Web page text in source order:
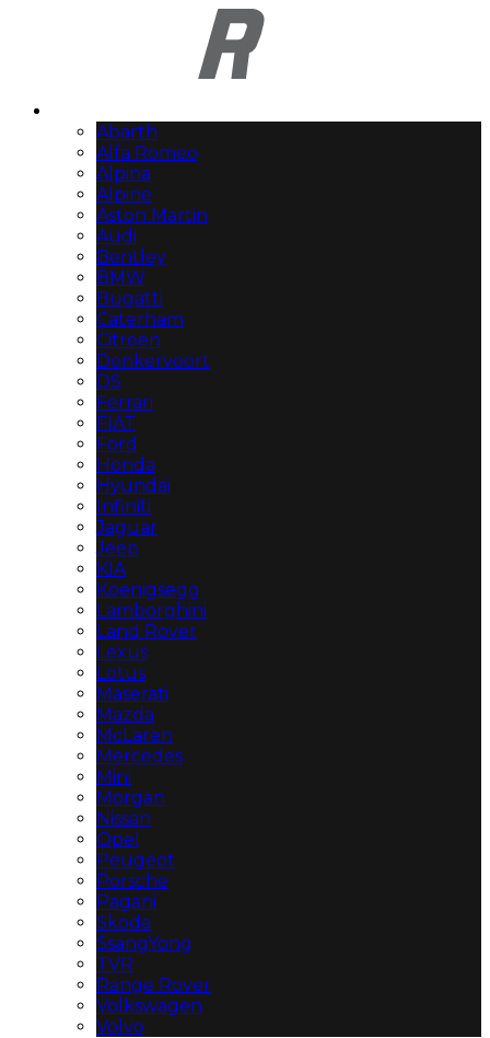
Abarth
Alfa Romeo
Alpina
Alpine
Aston Martin
Audi
Bentley
BMW
Bugatti
Caterham
Citroën
Donkervoort
DS
Ferrari
FIAT
Ford
Honda
Hyundai
Infiniti
Jaguar
Jeep
KIA
Koenigsegg
Lamborghini
Land Rover
Lexus
Lotus
Maserati
Mazda
McLaren
Mercedes
Mini
Morgan
Nissan
Opel
Peugeot
Porsche
Pagani
Skoda
SsangYong
TVR
Range Rover
Volkswagen
Volvo